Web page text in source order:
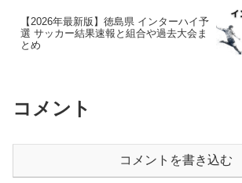
【2026年最新版】徳島県 インターハイ予
選 サッカー結果速報と組合や過去大会ま
とめ
コメント
コメントを書き込む